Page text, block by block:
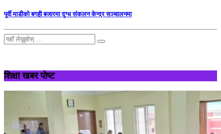
पूर्वी माडीको बगही बजारमा दुग्ध संकलन केन्द्र सञ्चालनमा
शिक्षा खबर पोष्ट